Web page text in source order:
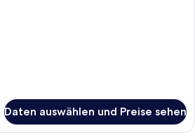
Daten auswählen und Preise sehen